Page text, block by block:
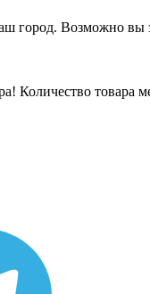
город. Возможно вы
Количество товара